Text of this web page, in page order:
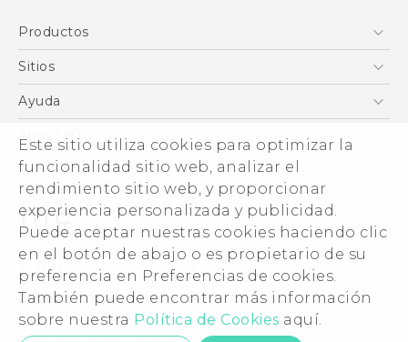
Este sitio utiliza cookies para optimizar la
funcionalidad sitio web, analizar el
rendimiento sitio web, y proporcionar
experiencia personalizada y publicidad.
Puede aceptar nuestras cookies haciendo clic
en el botón de abajo o es propietario de su
preferencia en Preferencias de cookies.
También puede encontrar más información
sobre nuestra Política de Cookies aquí.
English - User manual
Productos
5G
EXODUS
VIVE
VIVEPORT
Sitios
HTC Desarrollo
VIVE
Ayuda
About HTC
ESG
Seguridad del producto
Inversores (Inglés)
Normas de confidencialidad
Código de conducta
Trabaja con nosotros
Security and Privacy Whitepaper
© 2011-2026 HTC Corporation
Legal terms